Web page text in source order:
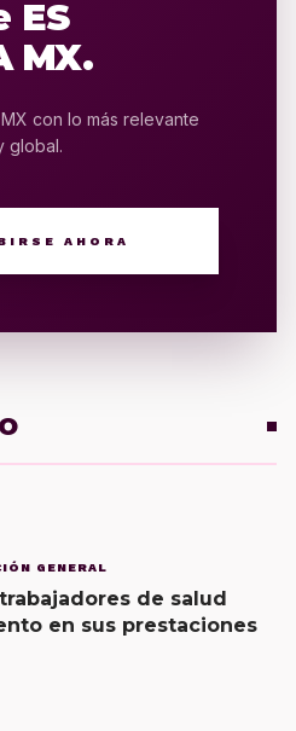
ES
MX.
MX con lo más relevante
global.
AHORA
GENERAL
de salud
en sus prestaciones